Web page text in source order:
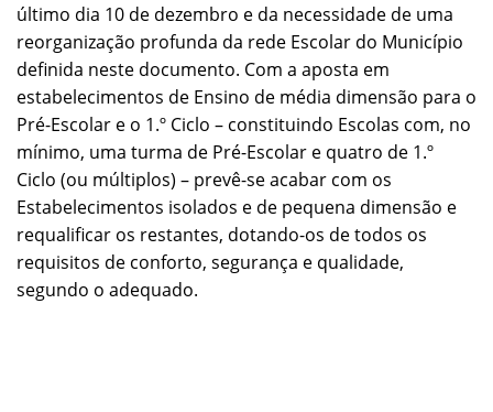
último dia 10 de dezembro e da necessidade de uma
reorganização profunda da rede Escolar do Município
definida neste documento. Com a aposta em
estabelecimentos de Ensino de média dimensão para o
Pré-Escolar e o 1.º Ciclo – constituindo Escolas com, no
mínimo, uma turma de Pré-Escolar e quatro de 1.º
Ciclo (ou múltiplos) – prevê-se acabar com os
Estabelecimentos isolados e de pequena dimensão e
requalificar os restantes, dotando-os de todos os
requisitos de conforto, segurança e qualidade,
segundo o adequado.